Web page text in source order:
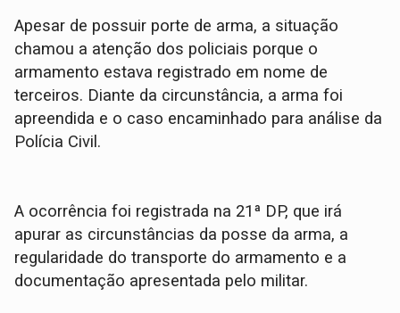
Apesar de possuir porte de arma, a situação
chamou a atenção dos policiais porque o
armamento estava registrado em nome de
terceiros. Diante da circunstância, a arma foi
apreendida e o caso encaminhado para análise da
Polícia Civil.
A ocorrência foi registrada na 21ª DP, que irá
apurar as circunstâncias da posse da arma, a
regularidade do transporte do armamento e a
documentação apresentada pelo militar.